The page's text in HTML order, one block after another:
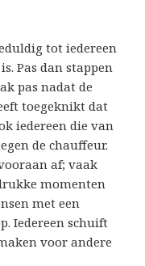
tot iedereen
Pas dan stappen
pas nadat de
toegeknikt dat
iedereen die van
de chauffeur.
af; vaak
momenten
met een
Iedereen schuift
voor andere